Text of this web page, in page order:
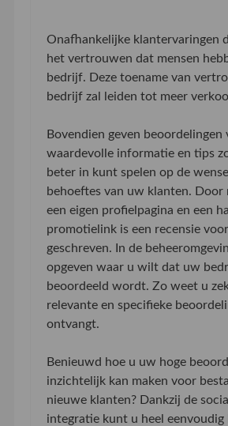
Onafhankelijke klantervaringen
het vertrouwen dat mensen
bedrijf. Deze toename van
bedrijf zal leiden tot meer
Bovendien geven beoordelingen
waardevolle informatie en tips
beter in kunt spelen op de
behoeftes van uw klanten. Door
een eigen profielpagina en een
promotielink is een recensie
geschreven. In de
opgeven waar u wilt dat uw
beoordeeld wordt. Zo weet u
relevante en specifieke
ontvangt.
Benieuwd hoe u uw hoge
inzichtelijk kan maken voor
nieuwe klanten? Dankzij de
integratie kunt u heel eenvoudig